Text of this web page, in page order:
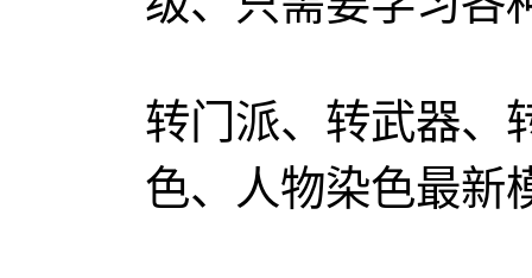
转门派、转武器、
色、人物染色最新